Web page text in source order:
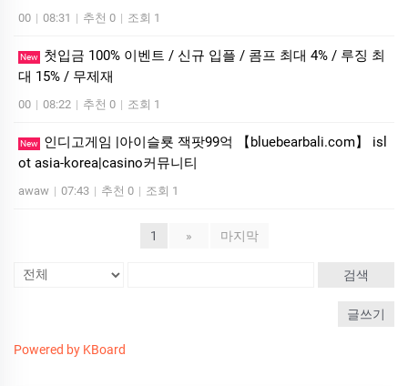
00 | 08:31 | 추천 0 | 조회 1
New
첫입금 100% 이벤트 / 신규 입플 / 콤프 최대 4% / 루징 최
대 15% / 무제재
00 | 08:22 | 추천 0 | 조회 1
New
인디­고게임 |아이슬룟 잭­팟99억 【bluebearbali.com】 is­l
ot asia-korea|casino커뮤니티
awaw | 07:43 | 추천 0 | 조회 1
1 » 마지막
검색
글쓰기
Powered by KBoard